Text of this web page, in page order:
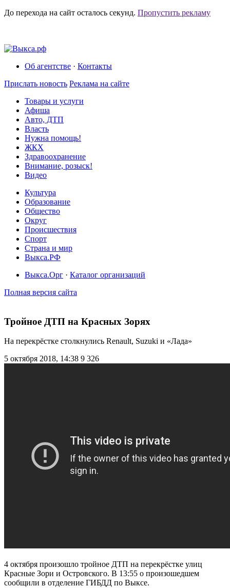
До перехода на сайт осталось секунд. Пропустить рекламу
Об агентстве · Контакты
Прислать новость Реклама на сайте
Товары и услуги
Афиша
Авто, ДТП
Власть
Нужна помощь!
ЖКХ
Здравоохранение
Внимание, розыск!
Видео
Культура
Образование
Общество
Округ
Происшествия
Спорт
Страна и мир
Выкса.РФ
Выкса.Орг · Каталог организаций
Полная версия сайта
Тройное ДТП на Красных Зорях
На перекрёстке столкнулись Renault, Suzuki и «Лада»
5 октября 2018, 14:38 9 326
4 октября произошло тройное ДТП на перекрёстке улиц
Красные Зори и Островского. В 13:55 о произошедшем
сообщили в отделение ГИБДД по Выксе.